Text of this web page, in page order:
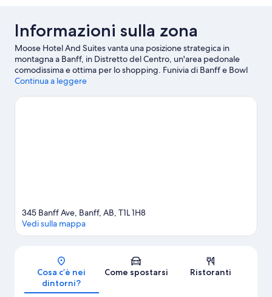
Informazioni sulla zona
Moose Hotel And Suites vanta una posizione strategica in
montagna a Banff, in Distretto del Centro, un'area pedonale
comodissima e ottima per lo shopping. Funivia di Banff e Bowl
Valley Five Pin and Pints sono due tappe fondamentali per chi
attrazioni della zona ci sono Monte Tunnel e Upper Hot Springs.
Continua a leggere
Mappa
345 Banff Ave, Banff, AB, T1L 1H8
Vedi sulla mappa
Cosa c’è nei
dintorni?
Come spostarsi Ristoranti